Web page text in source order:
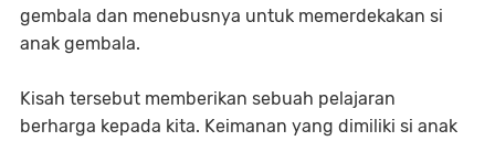
gembala dan menebusnya untuk memerdekakan si
anak gembala.
Kisah tersebut memberikan sebuah pelajaran
berharga kepada kita. Keimanan yang dimiliki si anak